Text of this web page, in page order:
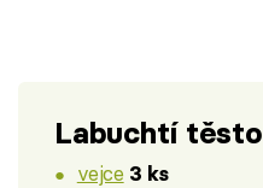
Labuchtí těsto
vejce 3 ks